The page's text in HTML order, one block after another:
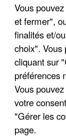
Vous
et fermer",
finalités et/
choix". Vous
cliquant sur
préférences
Vous
votre
"Gérer les
page.